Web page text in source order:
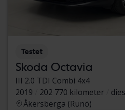
Testet
Skoda Octavia
III 2.0 TDI Combi 4x4
2019
202 770 kilometer
Åkersberga (Runö)